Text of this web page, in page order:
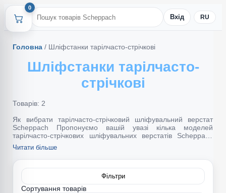
0
Вхід RU
Головна / Шліфстанки тарілчасто-стрічкові
Шліфстанки тарілчасто-
стрічкові
Товарів: 2
Як вибрати тарілчасто-стрічковий шліфувальний верстат
Scheppach Пропонуємо вашій увазі кілька моделей
тарілчасто-стрічкових шліфувальних верстатів Scheppach
BTS-700 та BTS-800. Верстати можуть використовуватися
як професіоналами, так і в побутових умовах, насамперед
для здійснення фінішної чистової обробки заготовки після
рейсмусування або іншої обробки. Особливістю верстатів є
технічне об'єднання в одному корпусі стрічкового та
тарілчастого механізмів.
Читати більше
Фільтри
Сортування товарів